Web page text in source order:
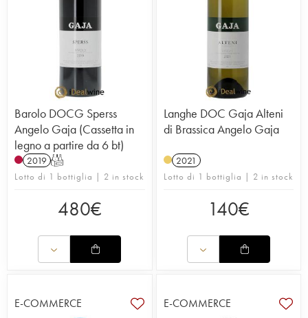
Barolo DOCG Sperss
Angelo Gaja (Cassetta in
legno a partire da 6 bt)
2019 T
Lotto di 1 bottiglia | 2 in stock
480€
Langhe DOC Gaja Alteni
di Brassica Angelo Gaja
2021
Lotto di 1 bottiglia | 2 in stock
140€
E-COMMERCE E-COMMERCE